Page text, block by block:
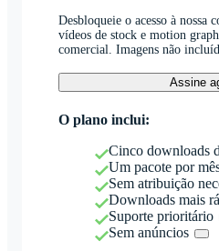
Desbloqueie o acesso à nossa
vídeos de stock e motion
comercial. Imagens não
Assine
O plano inclui:
Cinco downloads
Um pacote por
Sem atribuição
Downloads mais
Suporte prioritário
Sem anúncios